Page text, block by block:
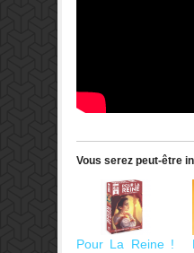
Vous serez peut-être
Pour La Reine !